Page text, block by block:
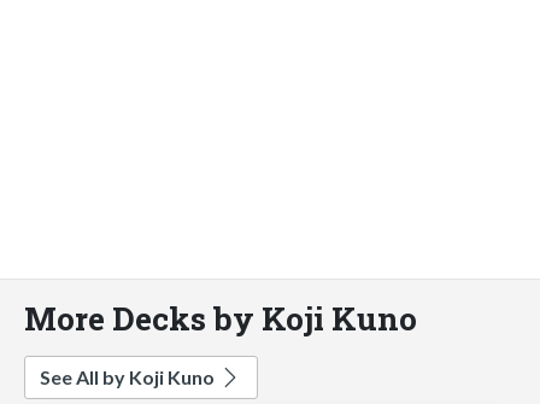
More Decks by Koji Kuno
See All by Koji Kuno